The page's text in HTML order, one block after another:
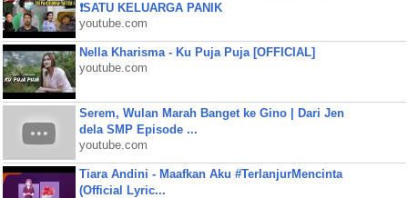
❗SATU KELUARGA PANIK
youtube.com
Nella Kharisma - Ku Puja Puja [OFFICIAL]
youtube.com
Serem, Wulan Marah Banget ke Gino | Dari Jen
dela SMP Episode ...
youtube.com
Tiara Andini - Maafkan Aku #TerlanjurMencinta
(Official Lyric...